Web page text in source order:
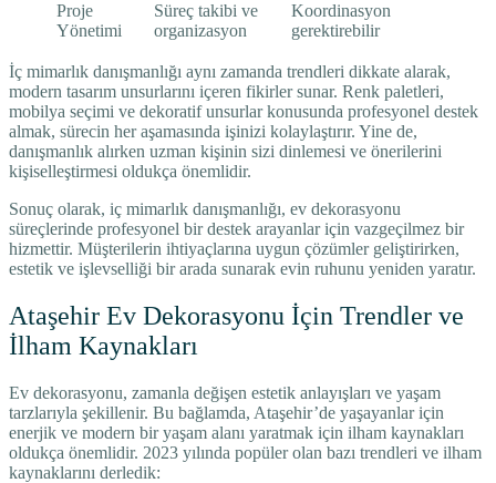
Proje
Yönetimi
Süreç takibi ve
organizasyon
Koordinasyon
gerektirebilir
İç mimarlık danışmanlığı aynı zamanda trendleri dikkate alarak,
modern tasarım unsurlarını içeren fikirler sunar. Renk paletleri,
mobilya seçimi ve dekoratif unsurlar konusunda profesyonel destek
almak, sürecin her aşamasında işinizi kolaylaştırır. Yine de,
danışmanlık alırken uzman kişinin sizi dinlemesi ve önerilerini
kişiselleştirmesi oldukça önemlidir.
Sonuç olarak, iç mimarlık danışmanlığı, ev dekorasyonu
süreçlerinde profesyonel bir destek arayanlar için vazgeçilmez bir
hizmettir. Müşterilerin ihtiyaçlarına uygun çözümler geliştirirken,
estetik ve işlevselliği bir arada sunarak evin ruhunu yeniden yaratır.
Ataşehir Ev Dekorasyonu İçin Trendler ve
İlham Kaynakları
Ev dekorasyonu, zamanla değişen estetik anlayışları ve yaşam
tarzlarıyla şekillenir. Bu bağlamda, Ataşehir’de yaşayanlar için
enerjik ve modern bir yaşam alanı yaratmak için ilham kaynakları
oldukça önemlidir. 2023 yılında popüler olan bazı trendleri ve ilham
kaynaklarını derledik: